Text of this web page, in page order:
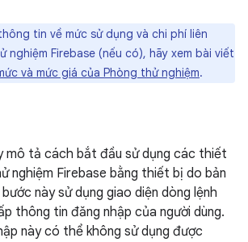
tin về mức sử dụng và chi phí liên
nghiệm Firebase (nếu có), hãy xem bài viết
và mức giá của Phòng thử nghiệm.
mô tả cách bắt đầu sử dụng các thiết
nghiệm Firebase bằng thiết bị do bản
này sử dụng giao diện dòng lệnh
thông tin đăng nhập của người dùng.
này có thể không sử dụng được